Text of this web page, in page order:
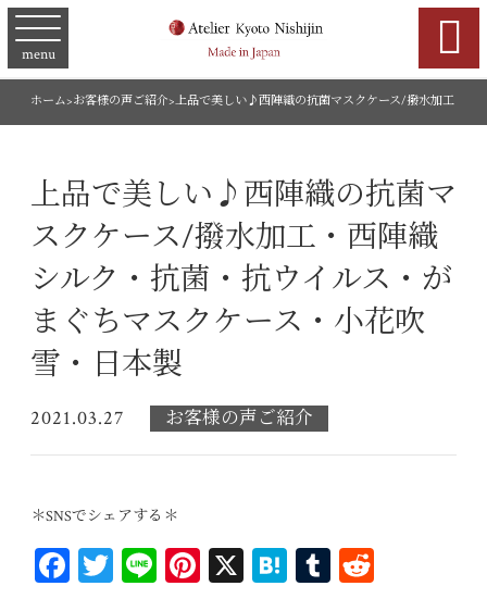
menu 
ホーム>お客様の声ご紹介>上品で美しい♪西陣織の抗菌マスクケース/撥水加工・西
上品で美しい♪西陣織の抗菌マ
スクケース/撥水加工・西陣織
シルク・抗菌・抗ウイルス・が
まぐちマスクケース・小花吹
雪・日本製
2021.03.27 お客様の声ご紹介
＊SNSでシェアする＊
Fa T Li Pi X H T